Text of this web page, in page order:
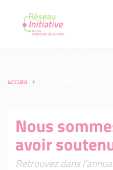
ACCUEIL
Nous
avoir
Retrouvez dans